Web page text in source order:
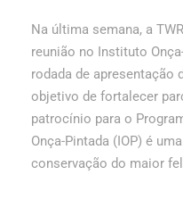
Na última semana, a
reunião no Instituto
rodada de apresentação
objetivo de fortalecer
patrocínio para o
Onça-Pintada (IOP) é
conservação do maior